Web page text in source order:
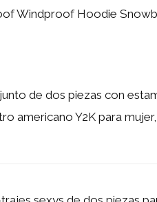
Windproof Hoodie
de dos piezas con
americano Y2K para